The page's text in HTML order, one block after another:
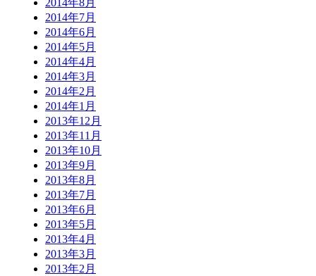
2014年8月
2014年7月
2014年6月
2014年5月
2014年4月
2014年3月
2014年2月
2014年1月
2013年12月
2013年11月
2013年10月
2013年9月
2013年8月
2013年7月
2013年6月
2013年5月
2013年4月
2013年3月
2013年2月